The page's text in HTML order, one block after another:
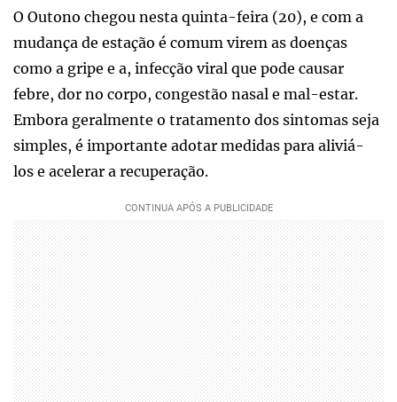
O Outono chegou nesta quinta-feira (20), e com a
mudança de estação é comum virem as doenças
como a gripe e a, infecção viral que pode causar
febre, dor no corpo, congestão nasal e mal-estar.
Embora geralmente o tratamento dos sintomas seja
simples, é importante adotar medidas para aliviá-
los e acelerar a recuperação.